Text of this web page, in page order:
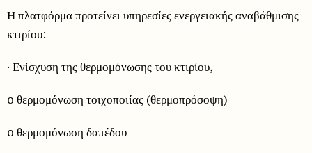
Η πλατφόρμα προτείνει υπηρεσίες ενεργειακής αναβάθμισης
κτιρίου:
· Ενίσχυση της θερμομόνωσης του κτιρίου,
o θερμομόνωση τοιχοποιίας (θερμοπρόσοψη)
o θερμομόνωση δαπέδου